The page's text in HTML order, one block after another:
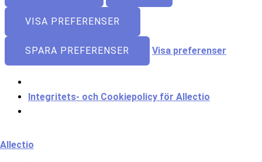
VISA PREFERENSER
SPARA PREFERENSER Visa preferenser
Integritets- och Cookiepolicy för Allectio
Allectio